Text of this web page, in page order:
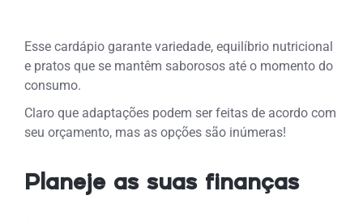
Esse cardápio garante variedade, equilíbrio nutricional
e pratos que se mantêm saborosos até o momento do
consumo.
Claro que adaptações podem ser feitas de acordo com
seu orçamento, mas as opções são inúmeras!
Planeje as suas finanças